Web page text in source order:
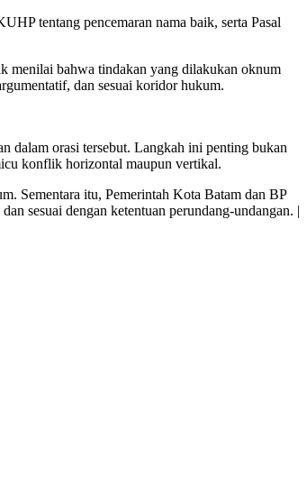
tentang pencemaran nama baik, serta Pasal
menilai bahwa tindakan yang dilakukan oknum
dan sesuai koridor hukum.
dalam orasi tersebut. Langkah ini penting bukan
konflik horizontal maupun vertikal.
Sementara itu, Pemerintah Kota Batam dan BP
sesuai dengan ketentuan perundang-undangan. |